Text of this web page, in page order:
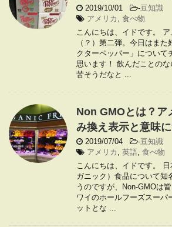
2019/10/01 -豆知識
アメリカ , 食べ物
こんにちは、イドです。
（？）第二弾。今日はま
クターペッパー」について
思います！ 飲んだことの
苦そうだなと ...
Non GMOとは？ア
み換え表示と意味
2019/07/04 -豆知識
アメリカ , 英語, 食べ物
こんにちは、イドです。
ガニック）食品について知
うのですが、Non-GMOは
ワイのホールフーズスーパ
ットとな ...